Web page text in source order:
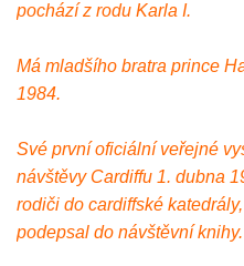
pochází z rodu Karla I.
Má mladšího bratra prince
1984.
Své první oficiální veřejné
návštěvy Cardiffu 1. dubna
rodiči do cardiffské
podepsal do návštěvní knihy.